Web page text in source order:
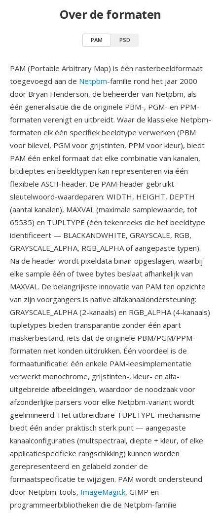
Over de formaten
PAM PSD
PAM (Portable Arbitrary Map) is één rasterbeeldformaat
toegevoegd aan de Netpbm-familie rond het jaar 2000
door Bryan Henderson, de beheerder van Netpbm, als
één generalisatie die de originele PBM-, PGM- en PPM-
formaten verenigt en uitbreidt. Waar de klassieke Netpbm-
formaten elk één specifiek beeldtype verwerken (PBM
voor bilevel, PGM voor grijstinten, PPM voor kleur), biedt
PAM één enkel formaat dat elke combinatie van kanalen,
bitdieptes en beeldtypen kan representeren via één
flexibele ASCII-header. De PAM-header gebruikt
sleutelwoord-waardeparen: WIDTH, HEIGHT, DEPTH
(aantal kanalen), MAXVAL (maximale samplewaarde, tot
65535) en TUPLTYPE (één tekenreeks die het beeldtype
identificeert — BLACKANDWHITE, GRAYSCALE, RGB,
GRAYSCALE_ALPHA, RGB_ALPHA of aangepaste typen).
Na de header wordt pixeldata binair opgeslagen, waarbij
elke sample één of twee bytes beslaat afhankelijk van
MAXVAL. De belangrijkste innovatie van PAM ten opzichte
van zijn voorgangers is native alfakanaalondersteuning:
GRAYSCALE_ALPHA (2-kanaals) en RGB_ALPHA (4-kanaals)
tupletypes bieden transparantie zonder één apart
maskerbestand, iets dat de originele PBM/PGM/PPM-
formaten niet konden uitdrukken. Één voordeel is de
formaatunificatie: één enkele PAM-leesimplementatie
verwerkt monochrome, grijstinten-, kleur- en alfa-
uitgebreide afbeeldingen, waardoor de noodzaak voor
afzonderlijke parsers voor elke Netpbm-variant wordt
geelimineerd. Het uitbreidbare TUPLTYPE-mechanisme
biedt één ander praktisch sterk punt — aangepaste
kanaalconfiguraties (multspectraal, diepte + kleur, of elke
applicatiespecifieke rangschikking) kunnen worden
gerepresenteerd en gelabeld zonder de
formaatspecificatie te wijzigen. PAM wordt ondersteund
door Netpbm-tools, ImageMagick, GIMP en
programmeerbibliotheken die de Netpbm-familie